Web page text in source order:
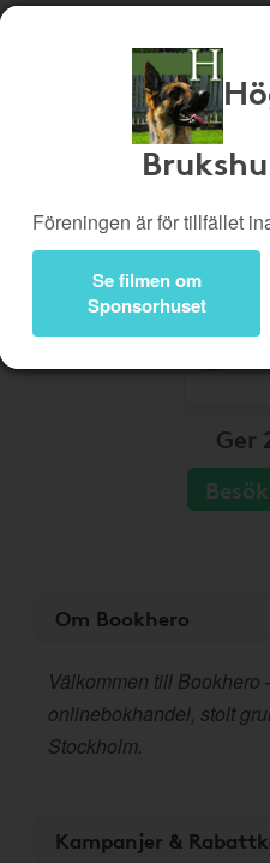
Köp genom denna sida
Butiker
Bli medlem
Föreningen är för tillfället
Se filmen om
Sponsorhuset
Ger
Om Bookhero
Välkommen till Bookhero
onlinebokhandel, stolt
Stockholm.
Kampanjer &